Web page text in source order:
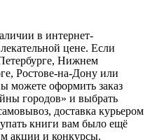
в интернет-
цене. Если
Нижнем
Ростове-на-Дону или
можете оформить заказ
городов» и выбрать
доставка курьером
книги вам было ещё
акции и конкурсы.